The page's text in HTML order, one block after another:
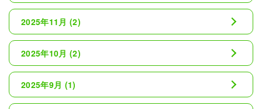
2025年11月 (2)
2025年10月 (2)
2025年9月 (1)